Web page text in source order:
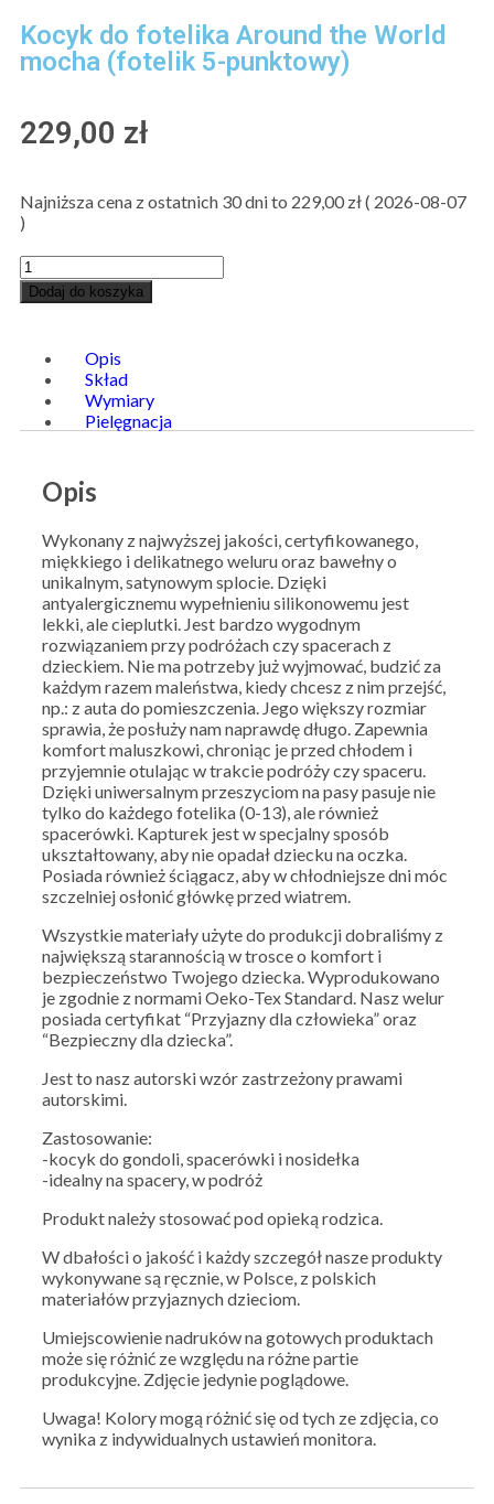
Kocyk do fotelika Around the World
mocha (fotelik 5-punktowy)
229,00 zł
Najniższa cena z ostatnich 30 dni to 229,00 zł( 2026-08-07
)
Dodaj do koszyka
Opis
Skład
Wymiary
Pielęgnacja
Opis
Wykonany z najwyższej jakości, certyfikowanego,
miękkiego i delikatnego weluru oraz bawełny o
unikalnym, satynowym splocie. Dzięki
antyalergicznemu wypełnieniu silikonowemu jest
lekki, ale cieplutki. Jest bardzo wygodnym
rozwiązaniem przy podróżach czy spacerach z
dzieckiem. Nie ma potrzeby już wyjmować, budzić za
każdym razem maleństwa, kiedy chcesz z nim przejść,
np.: z auta do pomieszczenia. Jego większy rozmiar
sprawia, że posłuży nam naprawdę długo. Zapewnia
komfort maluszkowi, chroniąc je przed chłodem i
przyjemnie otulając w trakcie podróży czy spaceru.
Dzięki uniwersalnym przeszyciom na pasy pasuje nie
tylko do każdego fotelika (0-13), ale również
spacerówki. Kapturek jest w specjalny sposób
ukształtowany, aby nie opadał dziecku na oczka.
Posiada również ściągacz, aby w chłodniejsze dni móc
szczelniej osłonić główkę przed wiatrem.
Wszystkie materiały użyte do produkcji dobraliśmy z
największą starannością w trosce o komfort i
bezpieczeństwo Twojego dziecka. Wyprodukowano
je zgodnie z normami Oeko-Tex Standard. Nasz welur
posiada certyfikat “Przyjazny dla człowieka” oraz
“Bezpieczny dla dziecka”.
Jest to nasz autorski wzór zastrzeżony prawami
autorskimi.
Zastosowanie:
-kocyk do gondoli, spacerówki i nosidełka
-idealny na spacery, w podróż
Produkt należy stosować pod opieką rodzica.
W dbałości o jakość i każdy szczegół nasze produkty
wykonywane są ręcznie, w Polsce, z polskich
materiałów przyjaznych dzieciom.
Umiejscowienie nadruków na gotowych produktach
może się różnić ze względu na różne partie
produkcyjne. Zdjęcie jedynie poglądowe.
Uwaga! Kolory mogą różnić się od tych ze zdjęcia, co
wynika z indywidualnych ustawień monitora.